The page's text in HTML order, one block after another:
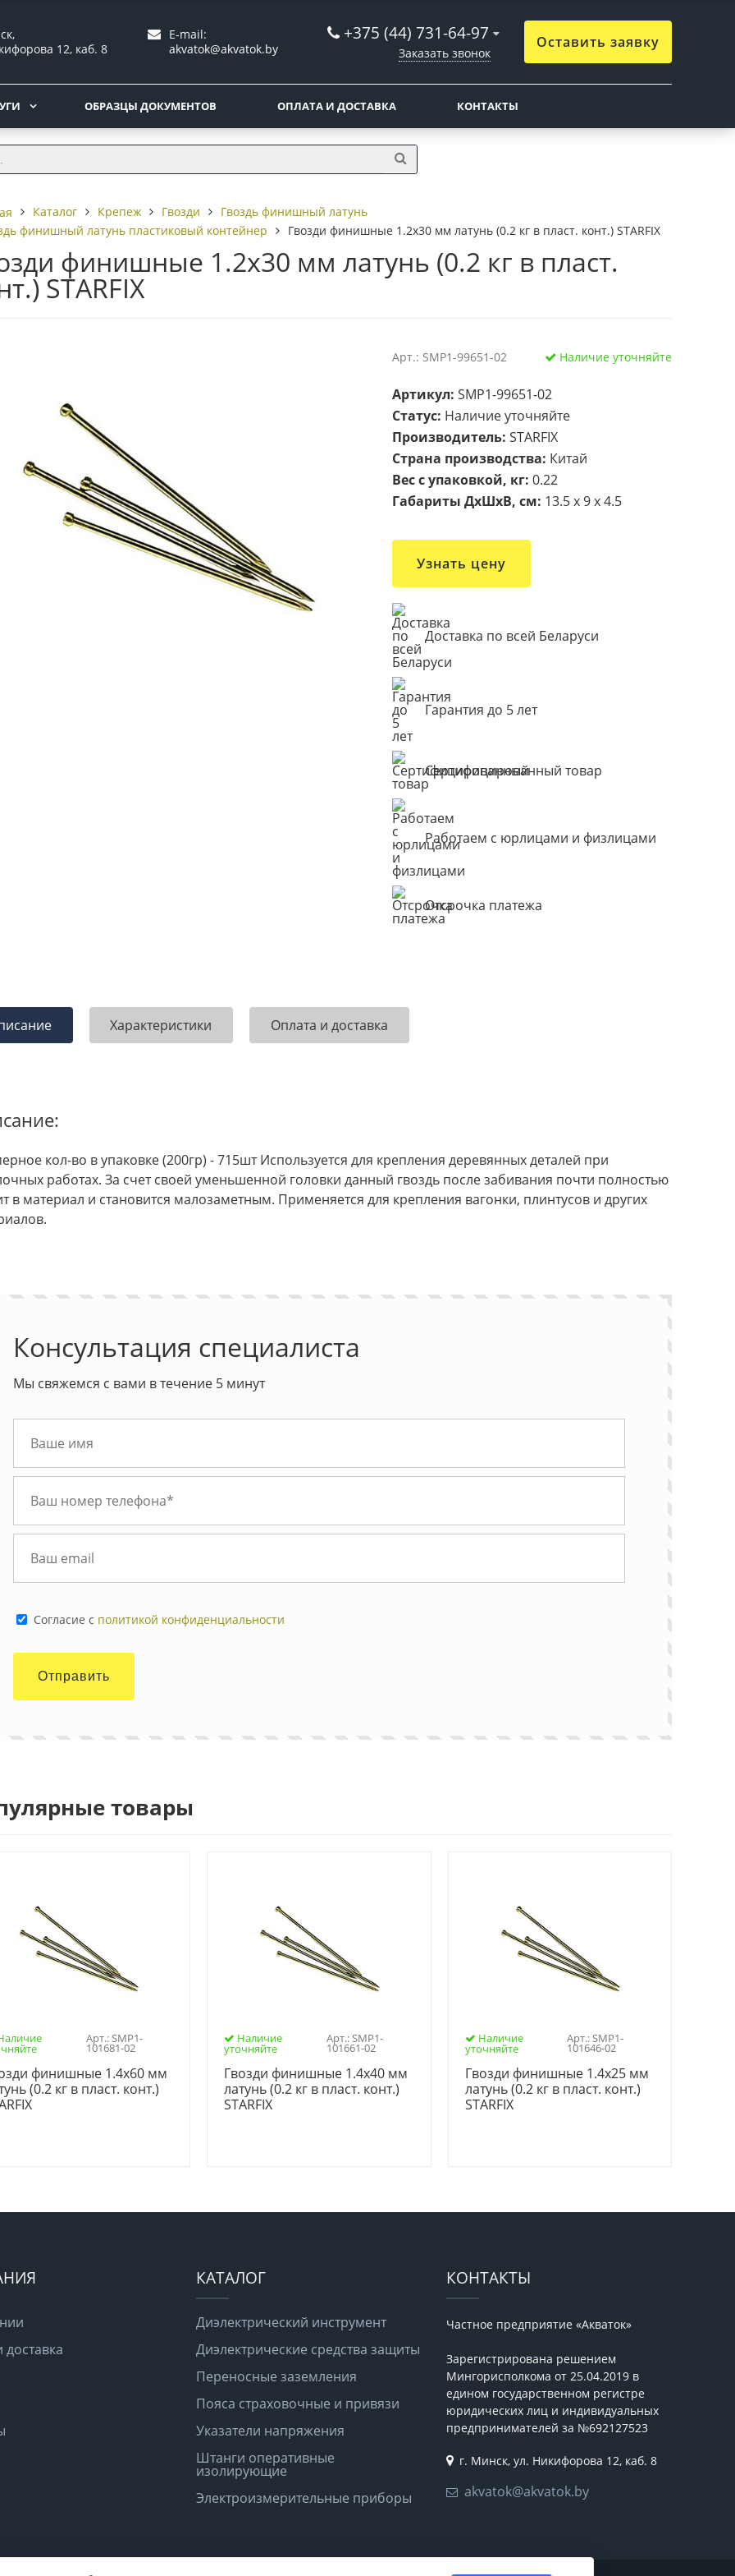
12, каб. 8
E-mail:
akvatok@akvatok.by
+375 (44) 731-64-97
Заказать звонок
Оставить заявку
ОБРАЗЦЫ ДОКУМЕНТОВ ОПЛАТА И ДОСТАВКА КОНТАКТЫ
Каталог Крепеж Гвозди
Гвоздь финишный латунь
финишный латунь пластиковый контейнер
Гвозди финишные 1.2х30 мм латунь (0.2 кг в пласт. конт.) STARFIX
финишные 1.2х30 мм латунь (0.2 кг в пласт.
STARFIX
Арт.: SMP1-99651-02 Наличие уточняйте
Артикул:SMP1-99651-02
Статус: Наличие уточняйте
Производитель:STARFIX
Страна производства: Китай
Вес с упаковкой, кг:0.22
Габариты ДxШxВ, см: 13.5 x 9 x 4.5
Узнать цену
Доставка по всей Беларуси
Гарантия до 5 лет
Сертифицированный товар
Работаем с юрлицами и физлицами
Отсрочка платежа
Характеристики Оплата и доставка
кол-во в упаковке (200гр) - 715шт Используется для крепления деревянных деталей при
работах. За счет своей уменьшенной головки данный гвоздь после забивания почти полностью
в материал и становится малозаметным. Применяется для крепления вагонки, плинтусов и других
Консультация специалиста
Мы свяжемся с вами в течение 5 минут
Cогласие с политикой конфиденциальности
Отправить
товары
Арт.: SMP1-
101681-02
финишные 1.4х60 мм
(0.2 кг в пласт. конт.)
Наличие
уточняйте
Арт.: SMP1-
101661-02
Гвозди финишные 1.4х40 мм
латунь (0.2 кг в пласт. конт.)
STARFIX
Наличие
уточняйте
Арт.: SMP1-
101646-02
Гвозди финишные 1.4х25 мм
латунь (0.2 кг в пласт. конт.)
STARFIX
КАТАЛОГ
Диэлектрический инструмент
Диэлектрические средства защиты
Переносные заземления
Пояса страховочные и привязи
Указатели напряжения
Штанги оперативные
изолирующие
Электроизмерительные приборы
КОНТАКТЫ
Частное предприятие «Акваток»
Зарегистрирована решением
Мингорисполкома от 25.04.2019 в
едином государственном регистре
юридических лиц и индивидуальных
предпринимателей за №692127523
г. Минск, ул. Никифорова 12, каб. 8
akvatok@akvatok.by